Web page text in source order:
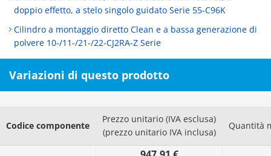
doppio effetto, a stelo singolo guidato Serie 55-C96K
Cilindro a montaggio diretto Clean e a bassa generazione di
polvere 10-/11-/21-/22-CJ2RA-Z Serie
Variazioni di questo prodotto
Codice componente
Prezzo unitario (IVA esclusa)
(prezzo unitario IVA inclusa)
Quantità